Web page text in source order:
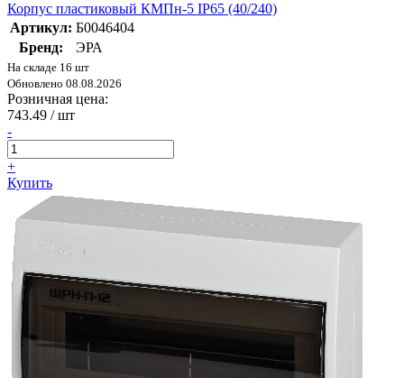
Корпус пластиковый КМПн-5 IP65 (40/240)
Артикул: Б0046404
Бренд:
ЭРА
На складе 16 шт
Обновлено 08.08.2026
Розничная цена:
743.49 / шт
-
+
Купить